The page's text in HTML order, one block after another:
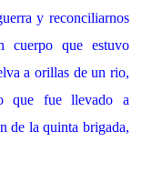
y reconciliarnos
cuerpo que estuvo
a orillas de un rio,
que fue llevado a
de la quinta brigada,